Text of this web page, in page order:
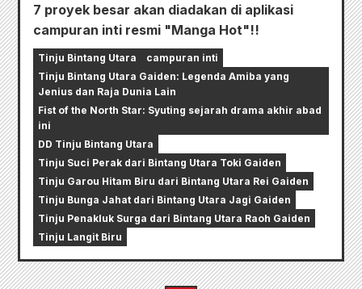
7 proyek besar akan diadakan di aplikasi
campuran inti resmi "Manga Hot"!!
Tinju Bintang Utara
campuran inti
Tinju Bintang Utara Gaiden: Legenda Amiba yang
Jenius dan Raja Dunia Lain
Fist of the North Star: Syuting sejarah drama akhir abad
ini
DD Tinju Bintang Utara
Tinju Suci Perak dari Bintang Utara Toki Gaiden
Tinju Garou Hitam Biru dari Bintang Utara Rei Gaiden
Tinju Bunga Jahat dari Bintang Utara Jagi Gaiden
Tinju Penakluk Surga dari Bintang Utara Raoh Gaiden
Tinju Langit Biru